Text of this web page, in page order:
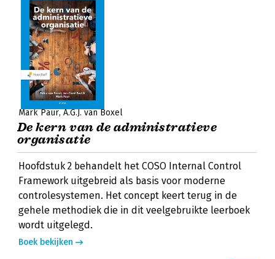
Mark Paur A.G.J. van Boxel
De kern van de administratieve
organisatie
Hoofdstuk 2 behandelt het COSO Internal Control
Framework uitgebreid als basis voor moderne
controlesystemen. Het concept keert terug in de
gehele methodiek die in dit veelgebruikte leerboek
wordt uitgelegd.
Boek bekijken